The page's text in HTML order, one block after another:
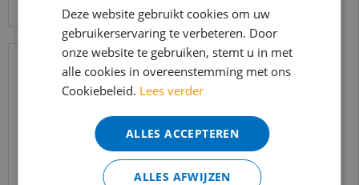
In verband met de vakantie periode zijn wij
t/m 14 augustus telefonisch helaas niet
bereikbaar.
Bestelling worden uiteraard verwerkt
echter iets minder snel dan wat je van ons
gewend bent.
Voor vragen kan je ons bereiken via
info@merkvloerenwinkel.nl
Deze website gebruikt cookies om uw
gebruikerservaring te verbeteren. Door
onze website te gebruiken, stemt u in met
alle cookies in overeenstemming met ons
Cookiebeleid. Lees verder
ALLES ACCEPTEREN
ALLES AFWIJZEN